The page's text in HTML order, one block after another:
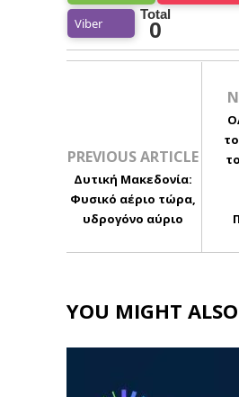
Viber
Total
0
PREVIOUS ARTICLE
Δυτική Μακεδονία:
Φυσικό αέριο τώρα,
υδρογόνο αύριο
YOU MIGHT